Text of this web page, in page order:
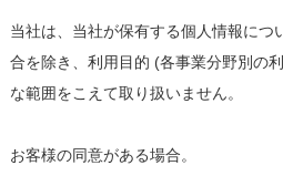
当社は、当社が保有する個人情報につ
合を除き、利用目的 (各事業分野別の
な範囲をこえて取り扱いません。
お客様の同意がある場合。